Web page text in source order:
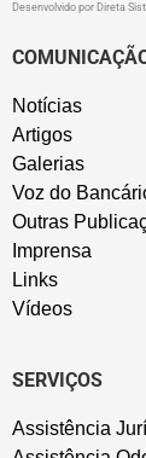
Desenvolvido por Direta
Notícias
Artigos
Galerias
Voz do
Outras
Imprensa
Links
Vídeos
SERVIÇOS
Assistência